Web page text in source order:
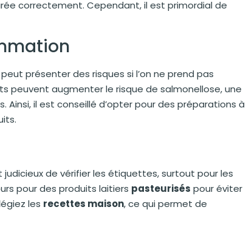
correctement. Cependant, il est primordial de
présenter des risques si l’on ne prend pas
peuvent augmenter le risque de salmonellose, une
il est conseillé d’opter pour des préparations à
de vérifier les étiquettes, surtout pour les
pour des produits laitiers pasteurisés pour éviter
les recettes maison, ce qui permet de